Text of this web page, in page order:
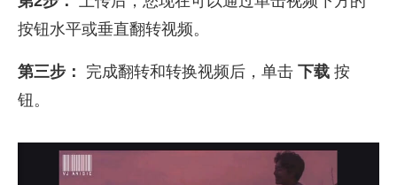
按钮水平或垂直翻转视频。
第三步： 完成翻转和转换视频后，单击 下载 按
钮。